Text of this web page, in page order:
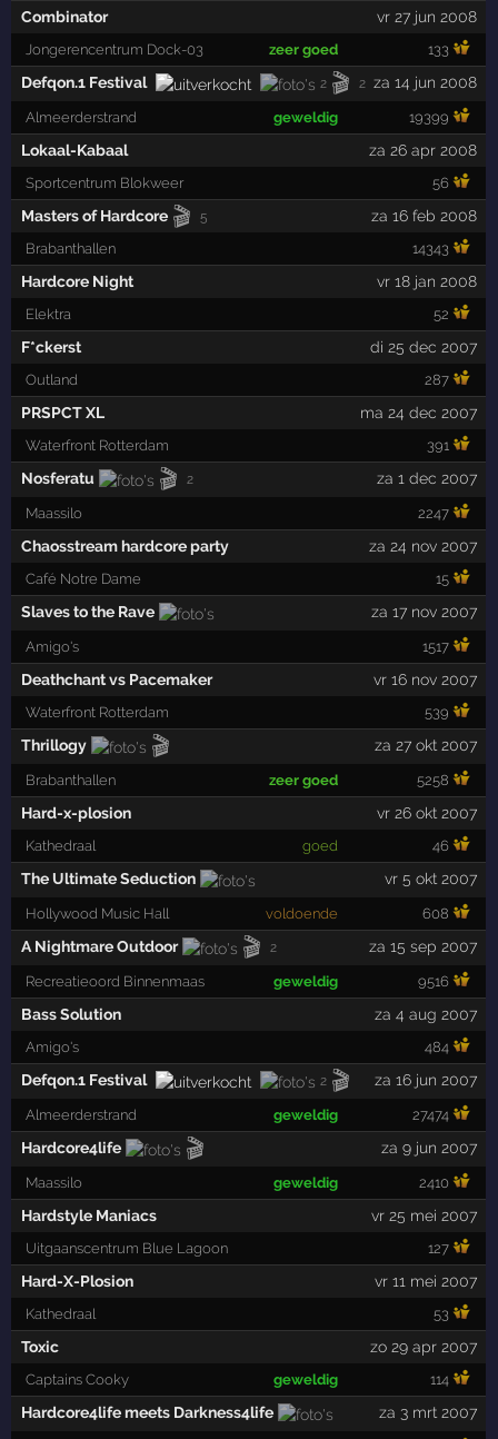
Combinator vr 27 jun 2008
Jongerencentrum Dock-03 zeer goed 133
Defqon.1 Festival 2 🎬 2 za 14 jun 2008
Almeerderstrand geweldig 19399
Lokaal-Kabaal za 26 apr 2008
Sportcentrum Blokweer 56
Masters of Hardcore 🎬 5 za 16 feb 2008
Brabanthallen 14343
Hardcore Night vr 18 jan 2008
Elektra 52
F*ckerst di 25 dec 2007
Outland 287
PRSPCT XL ma 24 dec 2007
Waterfront Rotterdam 391
Nosferatu 🎬 2 za 1 dec 2007
Maassilo 2247
Chaosstream hardcore party za 24 nov 2007
Café Notre Dame 15
Slaves to the Rave za 17 nov 2007
Amigo's 1517
Deathchant vs Pacemaker vr 16 nov 2007
Waterfront Rotterdam 539
Thrillogy 🎬 za 27 okt 2007
Brabanthallen zeer goed 5258
Hard-x-plosion vr 26 okt 2007
Kathedraal goed 46
The Ultimate Seduction vr 5 okt 2007
Hollywood Music Hall voldoende 608
A Nightmare Outdoor 🎬 2 za 15 sep 2007
Recreatieoord Binnenmaas geweldig 9516
Bass Solution za 4 aug 2007
Amigo's 484
Defqon.1 Festival 2 🎬 za 16 jun 2007
Almeerderstrand geweldig 27474
Hardcore4life 🎬 za 9 jun 2007
Maassilo geweldig 2410
Hardstyle Maniacs vr 25 mei 2007
Uitgaanscentrum Blue Lagoon 127
Hard-X-Plosion vr 11 mei 2007
Kathedraal 53
Toxic zo 29 apr 2007
Captains Cooky geweldig 114
Hardcore4life meets Darkness4life za 3 mrt 2007